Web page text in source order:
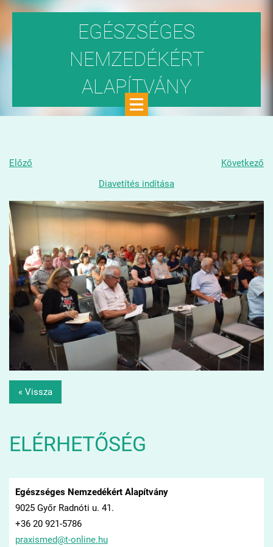
EGÉSZSÉGES
NEMZEDÉKÉRT
ALAPÍTVÁNY
Előző
Következő
Diavetítés indítása
« Vissza
ELÉRHETŐSÉG
Egészséges Nemzedékért Alapítvány
9025 Győr Radnóti u. 41.
+36 20 921-5786
praxismed@t-online.hu